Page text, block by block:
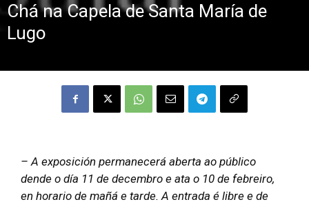
Chá na Capela de Santa María de
Lugo
– A exposición permanecerá aberta ao público
dende o día 11 de decembro e ata o 10 de febreiro,
en horario de mañá e tarde. A entrada é libre e de